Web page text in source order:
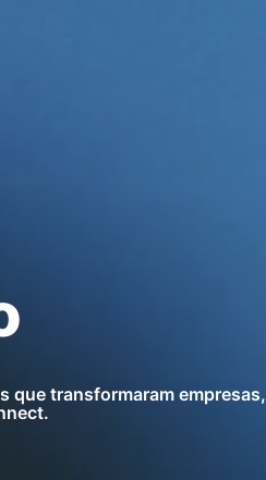
que transformaram empresas,